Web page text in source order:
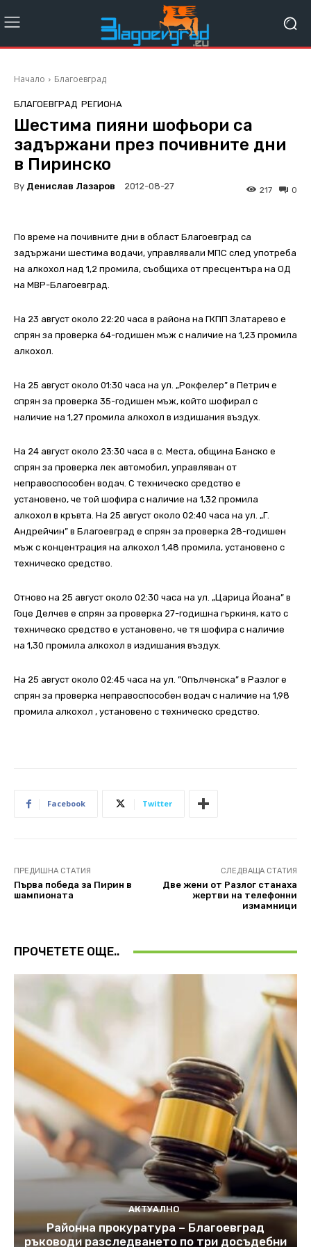
Начало Благоевград
БЛАГОЕВГРАД РЕГИОНА
Шестима пияни шофьори са
задържани през почивните дни
в Пиринско
By Денислав Лазаров 2012-08-27 0
217
По време на почивните дни в област Благоевград са
задържани шестима водачи, управлявали МПС след употреба
на алкохол над 1,2 промила, съобщиха от пресцентъра на ОД
на МВР-Благоевград.
На 23 август около 22:20 часа в района на ГКПП Златарево е
спрян за проверка 64-годишен мъж с наличие на 1,23 промила
алкохол.
На 25 август около 01:30 часа на ул. „Рокфелер” в Петрич е
спрян за проверка 35-годишен мъж, който шофирал с
наличие на 1,27 промила алкохол в издишания въздух.
На 24 август около 23:30 часа в с. Места, община Банско е
спрян за проверка лек автомобил, управляван от
неправоспособен водач. С техническо средство е
установено, че той шофира с наличие на 1,32 промила
алкохол в кръвта. На 25 август около 02:40 часа на ул. „Г.
Андрейчин” в Благоевград е спрян за проверка 28-годишен
мъж с концентрация на алкохол 1,48 промила, установено с
техническо средство.
Отново на 25 август около 02:30 часа на ул. „Царица Йоана” в
Гоце Делчев е спрян за проверка 27-годишна гъркиня, като с
техническо средство е установено, че тя шофира с наличие
на 1,30 промила алкохол в издишания въздух.
На 25 август около 02:45 часа на ул. ”Опълченска” в Разлог е
спрян за проверка неправоспособен водач с наличие на 1,98
промила алкохол , установено с техническо средство.
Facebook Twitter
ПРЕДИШНА СТАТИЯ
Първа победа за Пирин в
шампионата
СЛЕДВАЩА СТАТИЯ
Две жени от Разлог станаха
жертви на телефонни
измамници
ПРОЧЕТЕТЕ ОЩЕ..
АКТУАЛНО
Районна прокуратура – Благоевград
ръководи разследването по три досъдебни